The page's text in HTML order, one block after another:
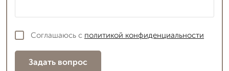
Соглашаюсь с политикой конфиденциальности
Задать вопрос